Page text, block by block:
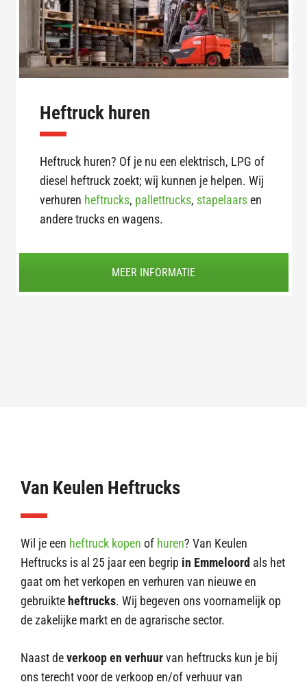
Heftruck huren
Heftruck huren? Of je nu een elektrisch, LPG of
diesel heftruck zoekt; wij kunnen je helpen. Wij
verhuren heftrucks, pallettrucks, stapelaarsen
andere trucks en wagens.
MEER INFORMATIE
Van Keulen Heftrucks
Wil je een heftruck kopen of huren? Van Keulen
Heftrucks is al 25 jaar een begrip in Emmeloord als het
gaat om het verkopen en verhuren van nieuwe en
gebruikte heftrucks. Wij begeven ons voornamelijk op
de zakelijke markt en de agrarische sector.
Naast deverkoop en verhuurvan heftrucks kun je bij
ons terecht voor de verkoop en/of verhuur van